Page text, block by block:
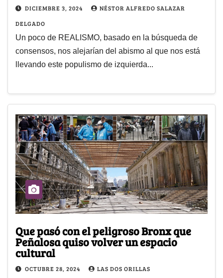
DICIEMBRE 3, 2024
NÉSTOR ALFREDO SALAZAR
DELGADO
Un poco de REALISMO, basado en la búsqueda de
consensos, nos alejarían del abismo al que nos está
llevando este populismo de izquierda...
Que pasó con el peligroso Bronx que
Peñalosa quiso volver un espacio
cultural
OCTUBRE 28, 2024 LAS DOS ORILLAS